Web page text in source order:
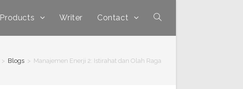
Products Writer Contact
> Blogs > Manajemen Enerji 2: Istirahat dan Olah Raga